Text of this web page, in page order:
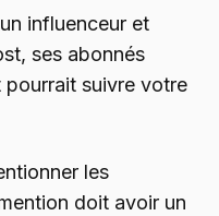
influenceur et
ses abonnés
suivre votre
les
doit avoir un